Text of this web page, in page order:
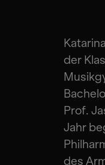
der
Prof.
Jahr
des